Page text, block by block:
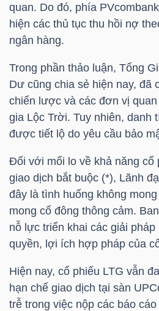
quan. Do đó, phía
hiện các thủ tục thu hồi nợ
ngân hàng.
Trong phần thảo luận, Tổng
Dư cũng chia sẻ hiện nay, đã
chiến lược và các đơn vị
gia Lộc Trời. Tuy nhiên, danh
được tiết lộ do yêu cầu bảo
Đối với mối lo về khả năng cổ
giao dịch bắt buộc (*), Lãnh
đây là tình huống không
mong cổ đông thông cảm.
nỗ lực triển khai các giải
quyền, lợi ích hợp pháp của
Hiện nay, cổ phiếu LTG vẫn
hạn chế giao dịch tại sàn
trễ trong việc nộp các báo
TRUY
XUẤT
LIỆU
Ngành
(-)
SECTOR
NĂNG